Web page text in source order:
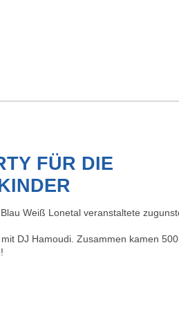
FÜR DIE
Weiß Lonetal veranstaltete
DJ Hamoudi. Zusammen kamen 500